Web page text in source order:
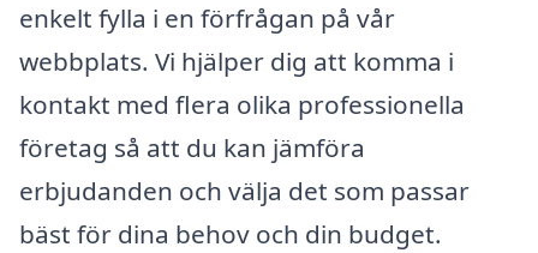
enkelt fylla i en förfrågan på vår
webbplats. Vi hjälper dig att komma i
kontakt med flera olika professionella
företag så att du kan jämföra
erbjudanden och välja det som passar
bäst för dina behov och din budget.